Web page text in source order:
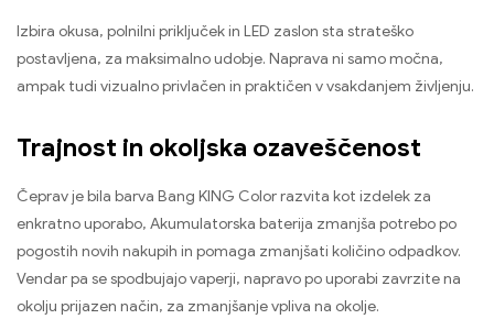
Izbira okusa, polnilni priključek in LED zaslon sta strateško
postavljena, za maksimalno udobje. Naprava ni samo močna,
ampak tudi vizualno privlačen in praktičen v vsakdanjem življenju.
Trajnost in okoljska ozaveščenost
Čeprav je bila barva Bang KING Color razvita kot izdelek za
enkratno uporabo, Akumulatorska baterija zmanjša potrebo po
pogostih novih nakupih in pomaga zmanjšati količino odpadkov.
Vendar pa se spodbujajo vaperji, napravo po uporabi zavrzite na
okolju prijazen način, za zmanjšanje vpliva na okolje.